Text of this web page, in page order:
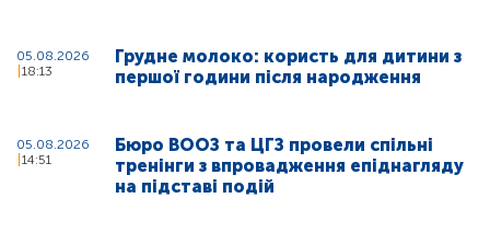
05.08.2026
18:13
Грудне молоко: користь для дитини з
першої години після народження
05.08.2026
14:51
Бюро ВООЗ та ЦГЗ провели спільні
тренінги з впровадження епіднагляду
на підставі подій